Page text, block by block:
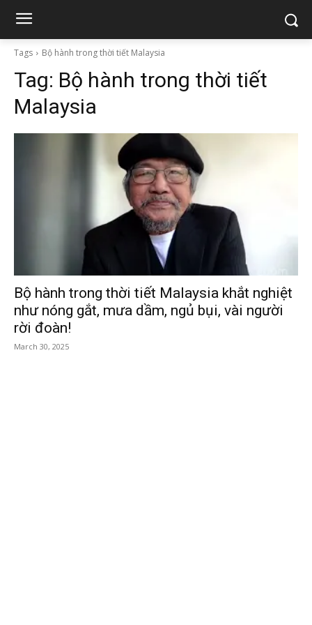
Tags Bộ hành trong thời tiết Malaysia
Tag: Bộ hành trong thời tiết
Malaysia
Bộ hành trong thời tiết Malaysia khắt nghiệt
như nóng gắt, mưa dầm, ngủ bụi, vài người
rời đoàn!
March 30, 2025